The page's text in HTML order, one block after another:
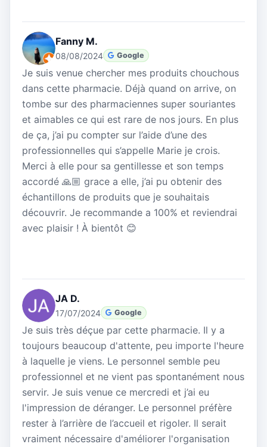
Fanny M.
08/08/2024 Google
Je suis venue chercher mes produits chouchous
dans cette pharmacie. Déjà quand on arrive, on
tombe sur des pharmaciennes super souriantes
et aimables ce qui est rare de nos jours. En plus
de ça, j’ai pu compter sur l’aide d’une des
professionnelles qui s’appelle Marie je crois.
Merci à elle pour sa gentillesse et son temps
accordé 🙏🏼 grace a elle, j’ai pu obtenir des
échantillons de produits que je souhaitais
découvrir. Je recommande a 100% et reviendrai
avec plaisir ! À bientôt 😊
JA D.
17/07/2024 Google
Je suis très déçue par cette pharmacie. Il y a
toujours beaucoup d'attente, peu importe l'heure
à laquelle je viens. Le personnel semble peu
professionnel et ne vient pas spontanément nous
servir. Je suis venue ce mercredi et j’ai eu
l'impression de déranger. Le personnel préfère
rester à l’arrière de l’accueil et rigoler. Il serait
vraiment nécessaire d'améliorer l'organisation